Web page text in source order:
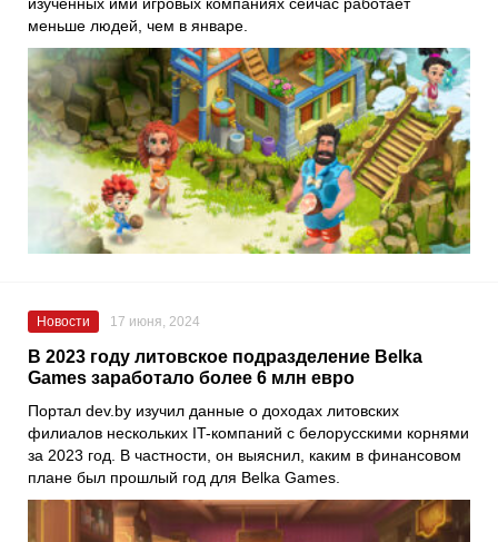
меньше людей, чем в январе.
Новости 17 июня, 2024
В 2023 году литовское подразделение Belka
Games заработало более 6 млн евро
Портал dev.by изучил данные о доходах литовских
филиалов нескольких IT-компаний с белорусскими корнями
за 2023 год. В частности, он выяснил, каким в финансовом
плане был прошлый год для Belka Games.